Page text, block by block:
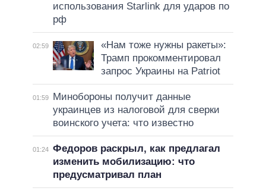
использования Starlink для ударов по
рф
02:59
«Нам тоже нужны ракеты»:
Трамп прокомментировал
запрос Украины на Patriot
01:59
Минобороны получит данные
украинцев из налоговой для сверки
воинского учета: что известно
01:24 Федоров раскрыл, как предлагал
изменить мобилизацию: что
предусматривал план